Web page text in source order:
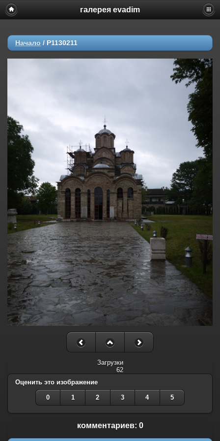
галерея evadim
Начало / P1130211
Загрузки
62
Оценить это изображение
0 1 2 3 4 5
комментариев: 0